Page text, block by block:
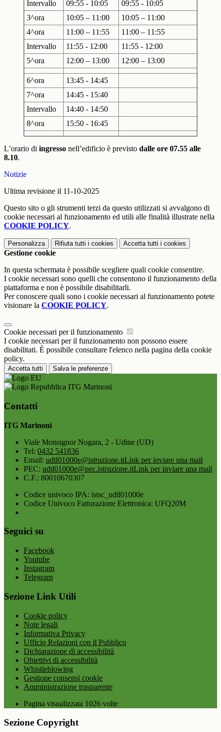
Intervallo
09:55 - 10:05
09:55 - 10:05
3^ora
10:05 – 11:00
10:05 – 11:00
4^ora
11:00 – 11:55
11:00 – 11:55
Intervallo
11:55 - 12:00
11:55 - 12:00
5^ora
12:00 – 13:00 12:00 – 13:00
6^ora
13:45 - 14:45
7^ora
14:45 - 15:40
Intervallo
14:40 - 14:50
8^ora
15:50 - 16:45
L’orario di ingresso nell’edificio è previsto dalle ore 07.55 alle
8.10.
Notizie
Ultima revisione il 11-10-2025
Questo sito o gli strumenti terzi da questo utilizzati si avvalgono di
cookie necessari al funzionamento ed utili alle finalità illustrate nella
COOKIE POLICY.
Personalizza Rifiuta tutti i cookies Accetta tutti i cookies
Gestione cookie
In questa schermata è possibile scegliere quali cookie consentire.
I cookie necessari sono quelli che consentono il funzionamento della
piattaforma e non è possibile disabilitarli.
Per conoscere quali sono i cookie necessari al funzionamento potete
visionare la COOKIE POLICY.
Cookie necessari per il funzionamento
I cookie necessari per il funzionamento non possono essere
disabilitati. È possibile consultare l'elenco nella pagina della cookie
policy.
Accetta tutti Salva le preferenze
ITG Marinoni
Contatti
ITG Marinoni
Viale Monsignor Nogara, 2 - Udine (UD)
Tel: 0432 541836
Email: udtl01000e@istruzione.itLink per inviare una mail
PEC: udtl01000e@pec.istruzione.itLink per inviare una mail
C.F.: 80010670307
Codice univoco IPA: istsc_udtl01000e
Codice Univoco Fatturazione Elettronica: UFQ20M
Seguici su
Facebook
Youtube
Instagram
Telegram
Sezione Link Utili
Cookie policy
Note legali
Informativa Privacy
Ufficio Relazioni con il Pubblico
Dichiarazione di accessibilità
Obiettivi di accessibilità
Whistleblowing
Gestione consensi cookie
Amministrazione trasparente
Pagina visualizzata 1026 volte
Sezione Copyright